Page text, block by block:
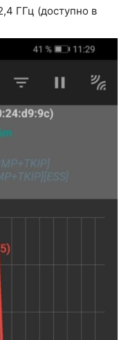
ГГц (доступно в